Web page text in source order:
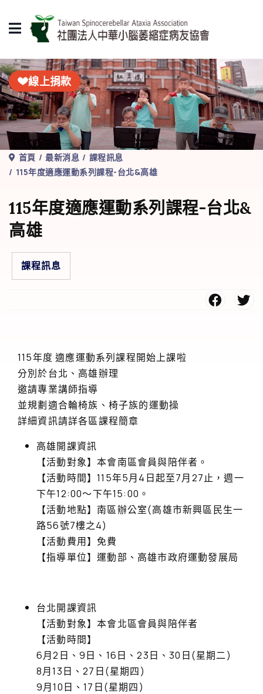
線上捐款
首頁 最新消息
課程訊息
115年度適應運動系列課程-台北&高雄
115年度適應運動系列課程-台北&
高雄
課程訊息
115年度 適應運動系列課程開始上課啦
分別於台北、高雄辦理
邀請專業講師指導
並規劃適合輪椅族、椅子族的運動操
詳細資訊請詳各區課程簡章
高雄開課資訊
【活動對象】本會南區會員與陪伴者。
【活動時間】115年5月4日起至7月27止，週一
下午12:00～下午15:00。
【活動地點】南區辦公室(高雄市新興區民生一
路56號7樓之4)
【活動費用】免費
【指導單位】運動部、高雄市政府運動發展局
台北開課資訊
【活動對象】本會北區會員與陪伴者
【活動時間】
6月2日、9日、16日、23日、30日(星期二)
8月13日、27日(星期四)
9月10日、17日(星期四)